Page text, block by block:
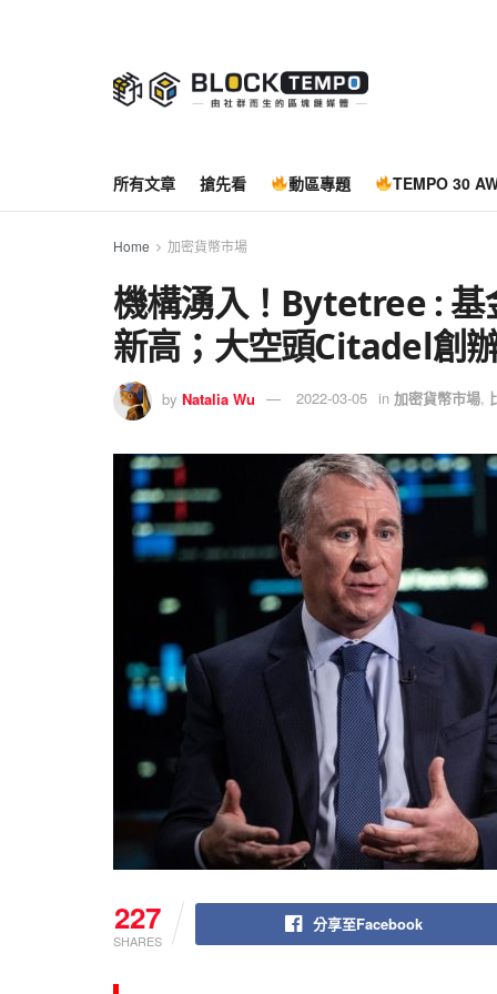
所有文章 搶先看 動區專題 TEMPO 30
Home 加密貨幣市場
機構湧入！Bytetree : 基
新高；大空頭Citadel創
by Natalia Wu 2022-03-05 in 加密貨幣市場,
227
SHARES
分享至Facebook